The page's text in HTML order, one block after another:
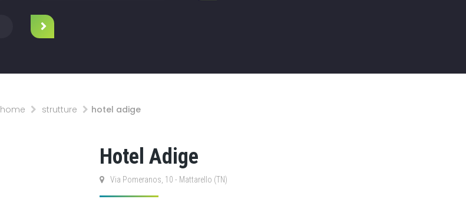
home strutture hotel adige
Hotel Adige
Via Pomeranos, 10 - Mattarello (TN)